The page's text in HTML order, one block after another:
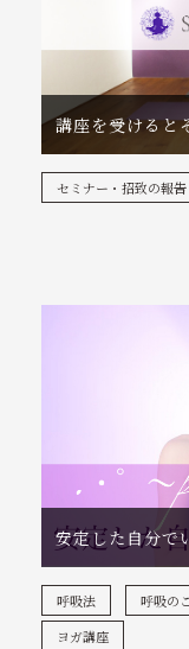
セミナー・招致の報告
呼吸法 呼吸の
ヨガ講座
安定した自分で